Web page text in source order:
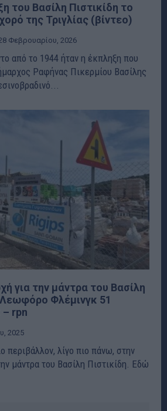
του Βασίλη Πιστικίδη το
της Τριγλίας (βίντεο)
Φεβρουαρίου, 2026
από το 1944 ήταν η έκπληξη που
Ραφήνας Πικερμίου Βασίλης
για την μάντρα του Βασίλη
Λεωφόρο Φλέμινγκ 51
rpn
2025
περιβάλλον, λίγο πιο πάνω, στην
μάντρα του Βασίλη Πιστικίδη. Εδώ